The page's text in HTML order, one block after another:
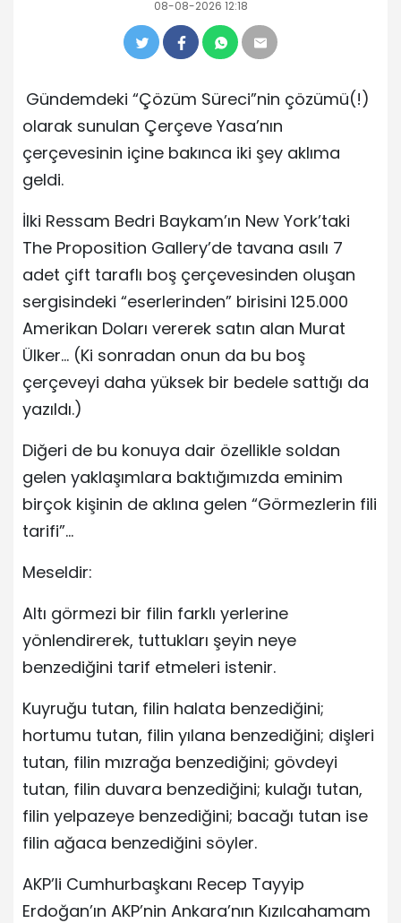
08-08-2026 12:18
Gündemdeki “Çözüm Süreci”nin çözümü(!)
olarak sunulan Çerçeve Yasa’nın
çerçevesinin içine bakınca iki şey aklıma
geldi.
İlki Ressam Bedri Baykam’ın New York’taki
The Proposition Gallery’de tavana asılı 7
adet çift taraflı boş çerçevesinden oluşan
sergisindeki “eserlerinden” birisini 125.000
Amerikan Doları vererek satın alan Murat
Ülker… (Ki sonradan onun da bu boş
çerçeveyi daha yüksek bir bedele sattığı da
yazıldı.)
Diğeri de bu konuya dair özellikle soldan
gelen yaklaşımlara baktığımızda eminim
birçok kişinin de aklına gelen “Görmezlerin fili
tarifi”…
Meseldir:
Altı görmezi bir filin farklı yerlerine
yönlendirerek, tuttukları şeyin neye
benzediğini tarif etmeleri istenir.
Kuyruğu tutan, filin halata benzediğini;
hortumu tutan, filin yılana benzediğini; dişleri
tutan, filin mızrağa benzediğini; gövdeyi
tutan, filin duvara benzediğini; kulağı tutan,
filin yelpazeye benzediğini; bacağı tutan ise
filin ağaca benzediğini söyler.
AKP’li Cumhurbaşkanı Recep Tayyip
Erdoğan’ın AKP’nin Ankara’nın Kızılcahamam